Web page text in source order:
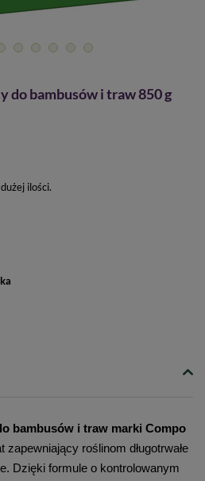
do bambusów i traw 850 g
ilości
bambusów i traw marki Compo
roślinom długotrwałe
Dzięki formule o kontrolowanym